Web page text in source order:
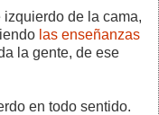
de la cama,
las enseñanzas
la gente, de ese
en todo sentido.